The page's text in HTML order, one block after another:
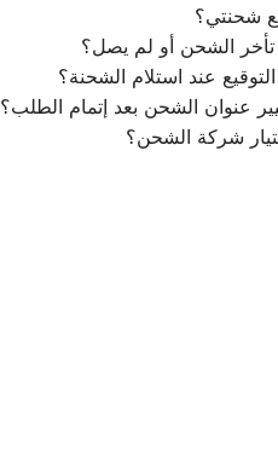
شحنتي؟
تأخر الشحن أو لم يصل؟
عند استلام الشحنة؟
عنوان الشحن بعد إتمام الطلب؟
شركة الشحن؟